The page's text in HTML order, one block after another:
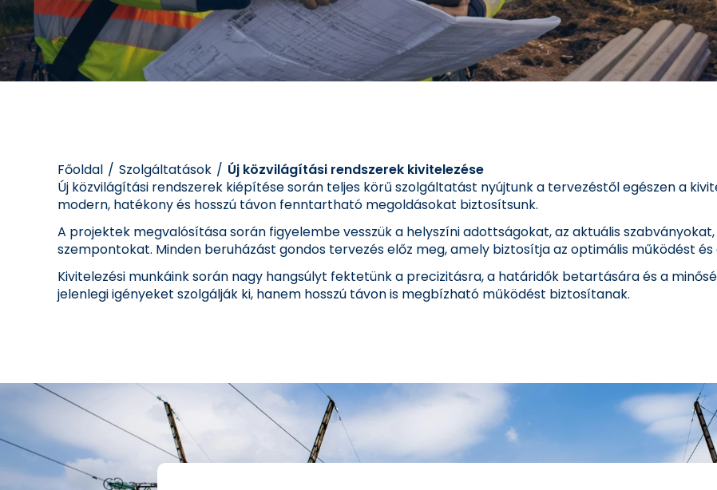
Főoldal Szolgáltatások
Új közvilágítási rendszerek kivitelezése
Új közvilágítási rendszerek kiépítése során teljes körű szolgáltatást nyújtunk a tervezéstől egészen a
modern, hatékony és hosszú távon fenntartható megoldásokat biztosítsunk.
A projektek megvalósítása során figyelembe vesszük a helyszíni adottságokat, az aktuális
szempontokat. Minden beruházást gondos tervezés előz meg, amely biztosítja az optimális működést
Kivitelezési munkáink során nagy hangsúlyt fektetünk a precizitásra, a határidők betartására és a
jelenlegi igényeket szolgálják ki, hanem hosszú távon is megbízható működést biztosítanak.